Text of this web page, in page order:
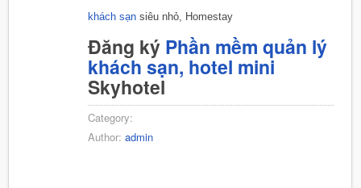
khách sạn siêu nhỏ, Homestay
Đăng ký Phần mềm quản lý
khách sạn, hotel mini
Skyhotel
Category:
Author: admin